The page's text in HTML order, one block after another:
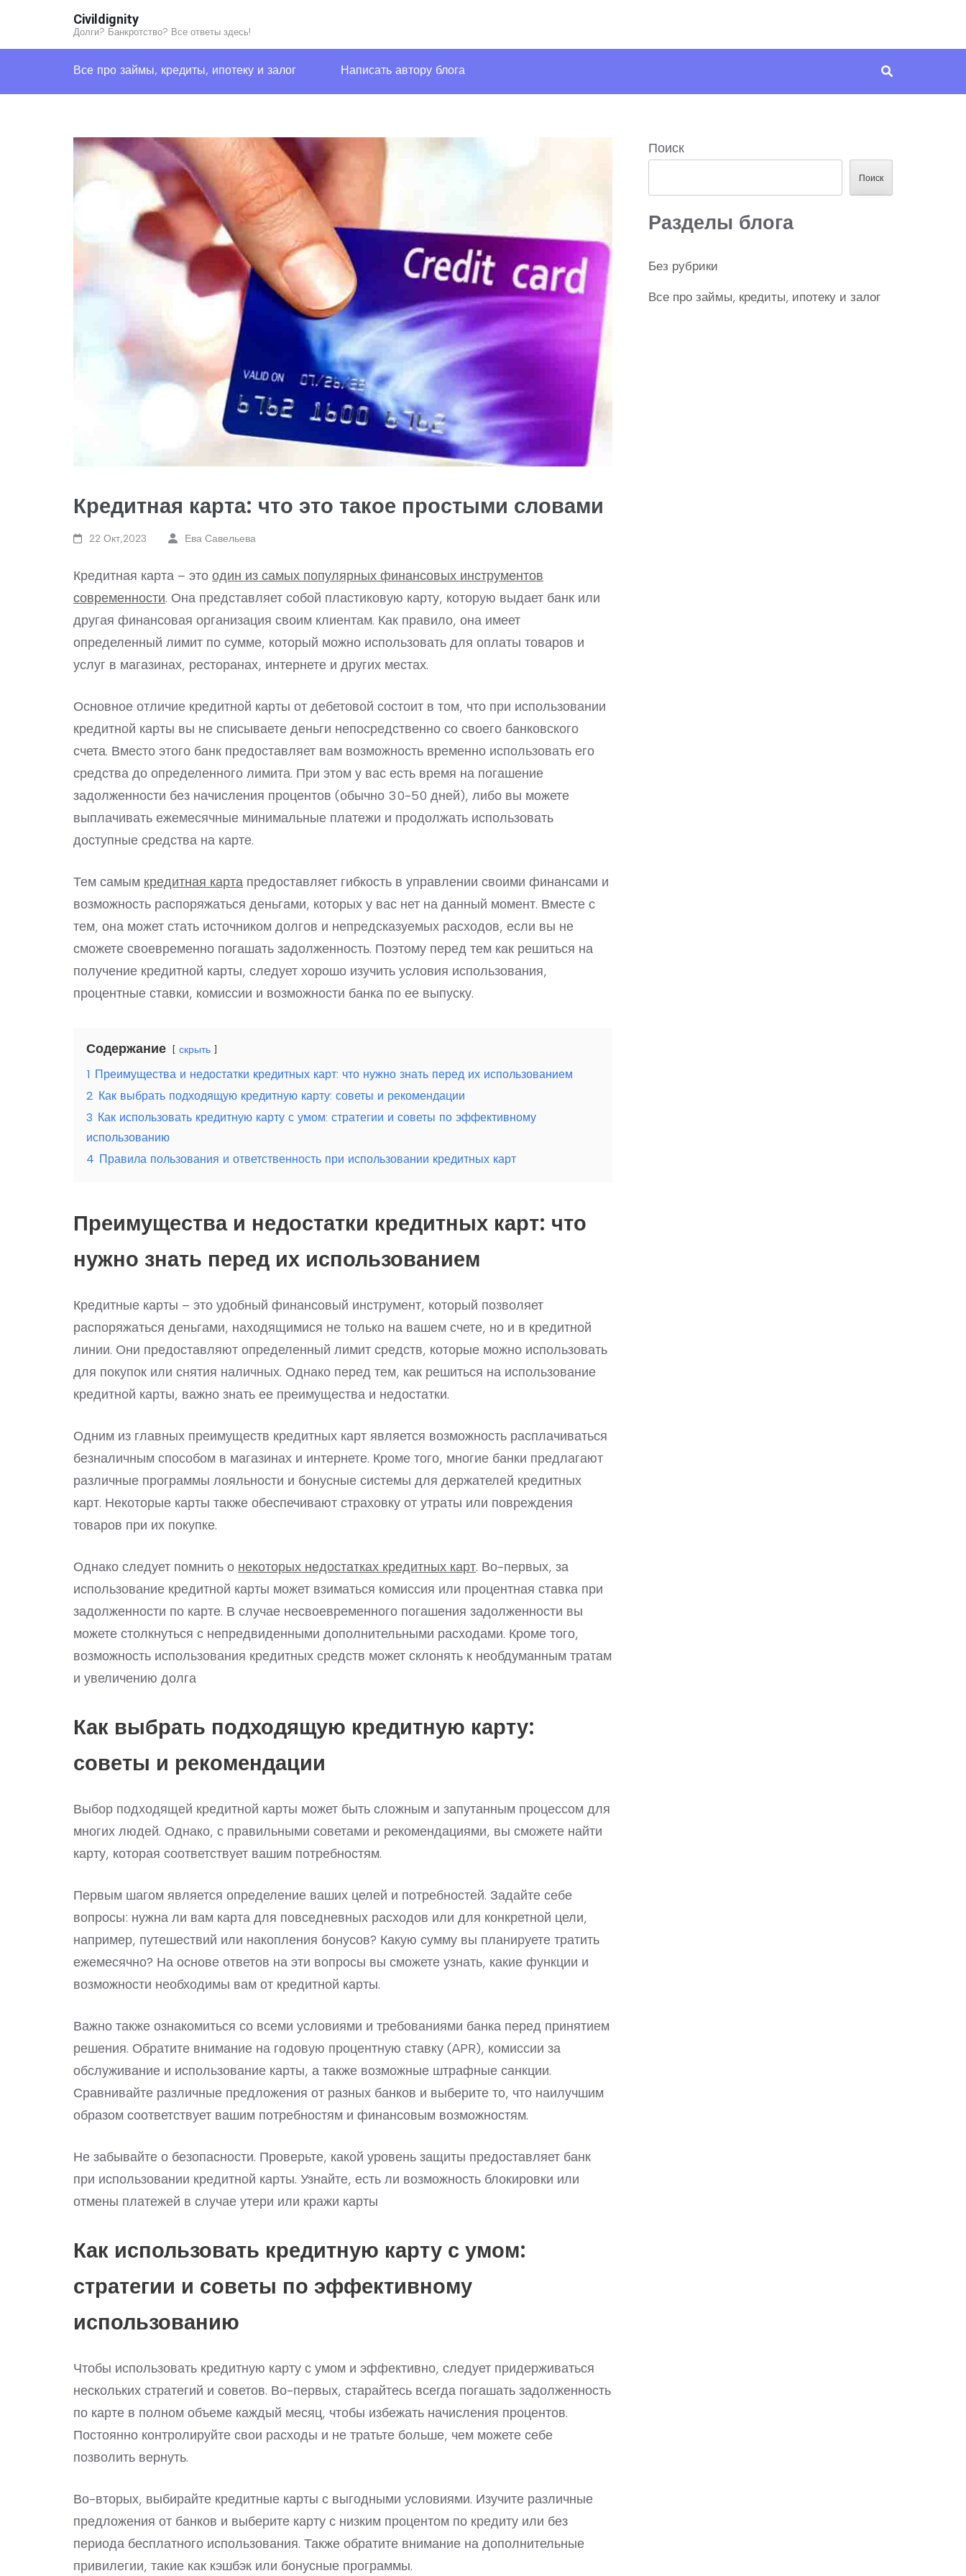
Enter)
Civildignity
Долги? Банкротство? Все ответы здесь!
Все про займы, кредиты, ипотеку и залог Написать автору блога
Кредитная карта: что это такое простыми словами
22 Окт,2023 Ева Савельева
Кредитная карта – это один из самых популярных финансовых инструментов
современности. Она представляет собой пластиковую карту, которую выдает банк или
другая финансовая организация своим клиентам. Как правило, она имеет
определенный лимит по сумме, который можно использовать для оплаты товаров и
услуг в магазинах, ресторанах, интернете и других местах.
Основное отличие кредитной карты от дебетовой состоит в том, что при использовании
кредитной карты вы не списываете деньги непосредственно со своего банковского
счета. Вместо этого банк предоставляет вам возможность временно использовать его
средства до определенного лимита. При этом у вас есть время на погашение
задолженности без начисления процентов (обычно 30-50 дней), либо вы можете
выплачивать ежемесячные минимальные платежи и продолжать использовать
доступные средства на карте.
Тем самым кредитная карта предоставляет гибкость в управлении своими финансами и
возможность распоряжаться деньгами, которых у вас нет на данный момент. Вместе с
тем, она может стать источником долгов и непредсказуемых расходов, если вы не
сможете своевременно погашать задолженность. Поэтому перед тем как решиться на
получение кредитной карты, следует хорошо изучить условия использования,
процентные ставки, комиссии и возможности банка по ее выпуску.
Содержание скрыть
1 Преимущества и недостатки кредитных карт: что нужно знать перед их использованием
2 Как выбрать подходящую кредитную карту: советы и рекомендации
3 Как использовать кредитную карту с умом: стратегии и советы по эффективному
использованию
4 Правила пользования и ответственность при использовании кредитных карт
Преимущества и недостатки кредитных карт: что
нужно знать перед их использованием
Кредитные карты – это удобный финансовый инструмент, который позволяет
распоряжаться деньгами, находящимися не только на вашем счете, но и в кредитной
линии. Они предоставляют определенный лимит средств, которые можно использовать
для покупок или снятия наличных. Однако перед тем, как решиться на использование
кредитной карты, важно знать ее преимущества и недостатки.
Одним из главных преимуществ кредитных карт является возможность расплачиваться
безналичным способом в магазинах и интернете. Кроме того, многие банки предлагают
различные программы лояльности и бонусные системы для держателей кредитных
карт. Некоторые карты также обеспечивают страховку от утраты или повреждения
товаров при их покупке.
Однако следует помнить о некоторых недостатках кредитных карт. Во-первых, за
использование кредитной карты может взиматься комиссия или процентная ставка при
задолженности по карте. В случае несвоевременного погашения задолженности вы
можете столкнуться с непредвиденными дополнительными расходами. Кроме того,
возможность использования кредитных средств может склонять к необдуманным тратам
и увеличению долга
Как выбрать подходящую кредитную карту:
советы и рекомендации
Выбор подходящей кредитной карты может быть сложным и запутанным процессом для
многих людей. Однако, с правильными советами и рекомендациями, вы сможете найти
карту, которая соответствует вашим потребностям.
Первым шагом является определение ваших целей и потребностей. Задайте себе
вопросы: нужна ли вам карта для повседневных расходов или для конкретной цели,
например, путешествий или накопления бонусов? Какую сумму вы планируете тратить
ежемесячно? На основе ответов на эти вопросы вы сможете узнать, какие функции и
возможности необходимы вам от кредитной карты.
Важно также ознакомиться со всеми условиями и требованиями банка перед принятием
решения. Обратите внимание на годовую процентную ставку (APR), комиссии за
обслуживание и использование карты, а также возможные штрафные санкции.
Сравнивайте различные предложения от разных банков и выберите то, что наилучшим
образом соответствует вашим потребностям и финансовым возможностям.
Не забывайте о безопасности. Проверьте, какой уровень защиты предоставляет банк
при использовании кредитной карты. Узнайте, есть ли возможность блокировки или
отмены платежей в случае утери или кражи карты
Как использовать кредитную карту с умом:
стратегии и советы по эффективному
использованию
Чтобы использовать кредитную карту с умом и эффективно, следует придерживаться
нескольких стратегий и советов. Во-первых, старайтесь всегда погашать задолженность
по карте в полном объеме каждый месяц, чтобы избежать начисления процентов.
Постоянно контролируйте свои расходы и не тратьте больше, чем можете себе
позволить вернуть.
Во-вторых, выбирайте кредитные карты с выгодными условиями. Изучите различные
предложения от банков и выберите карту с низким процентом по кредиту или без
периода бесплатного использования. Также обратите внимание на дополнительные
привилегии, такие как кэшбэк или бонусные программы.
Поиск
Поиск
Разделы блога
Без рубрики
Все про займы, кредиты, ипотеку и залог